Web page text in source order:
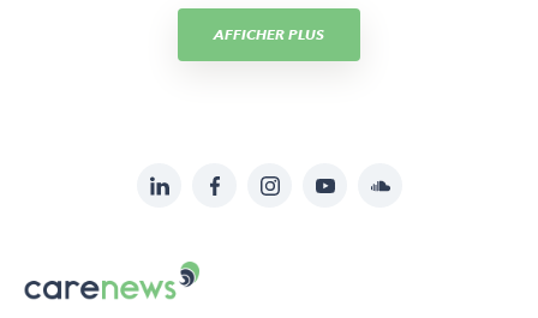
AFFICHER PLUS
sur:
LinkedInFacebookInstagramYouTubeSoundcloud
Carenews,
Le